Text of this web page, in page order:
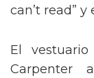
can’t read” y
El
Carpenter